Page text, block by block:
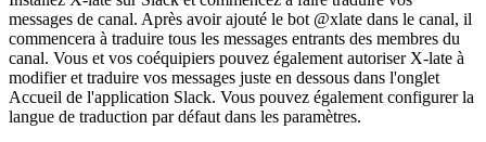
messages de canal. Après avoir ajouté le bot @xlate dans le canal, il
commencera à traduire tous les messages entrants des membres du
canal. Vous et vos coéquipiers pouvez également autoriser X-late à
modifier et traduire vos messages juste en dessous dans l'onglet
Accueil de l'application Slack. Vous pouvez également configurer la
langue de traduction par défaut dans les paramètres.